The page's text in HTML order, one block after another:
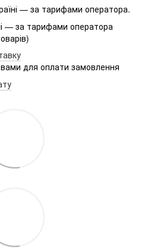
— за тарифами оператора.
— за тарифами оператора
для оплати замовлення